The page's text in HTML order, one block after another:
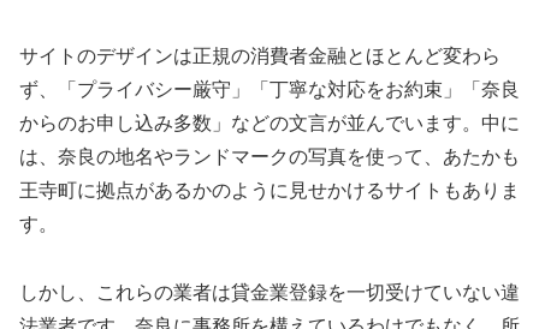
サイトのデザインは正規の消費者金融とほとんど変わら
ず、「プライバシー厳守」「丁寧な対応をお約束」「奈良
からのお申し込み多数」などの文言が並んでいます。中に
は、奈良の地名やランドマークの写真を使って、あたかも
王寺町に拠点があるかのように見せかけるサイトもありま
す。
しかし、これらの業者は貸金業登録を一切受けていない違